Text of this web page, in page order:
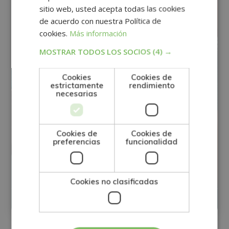
Máster Experto en Gestión de Personal
Matricúlate:
sitio web, usted acepta todas las cookies
de acuerdo con nuestra Política de
cookies. Más información
MOSTRAR TODOS LOS SOCIOS (4) →
Cookies
estrictamente
necesarias
Cookies de
rendimiento
Cookies de
preferencias
Cookies de
funcionalidad
Cookies no clasificadas